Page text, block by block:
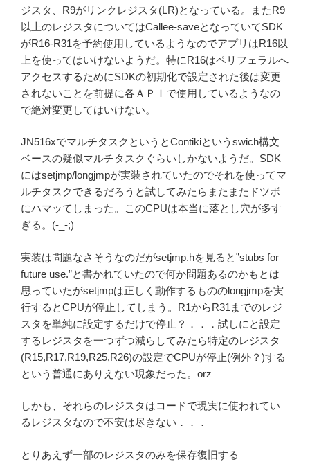
ジスタ、R9がリンクレジスタ(LR)となっている。またR9
以上のレジスタについてはCallee-saveとなっていてSDK
がR16-R31を予約使用しているようなのでアプリはR16以
上を使ってはいけないようだ。特にR16はペリフェラルへ
アクセスするためにSDKの初期化で設定された後は変更
されないことを前提に各ＡＰＩで使用しているようなの
で絶対変更してはいけない。
JN516xでマルチタスクというとContikiというswich構文
ベースの疑似マルチタスクぐらいしかないようだ。SDK
にはsetjmp/longjmpが実装されていたのでそれを使ってマ
ルチタスクできるだろうと試してみたらまたまたドツボ
にハマッてしまった。このCPUは本当に落とし穴が多す
ぎる。(-_-;)
実装は問題なさそうなのだがsetjmp.hを見ると”stubs for
future use.”と書かれていたので何か問題あるのかもとは
思っていたがsetjmpは正しく動作するもののlongjmpを実
行するとCPUが停止してしまう。R1からR31までのレジ
スタを単純に設定するだけで停止？．．．試しにと設定
するレジスタを一つずつ減らしてみたら特定のレジスタ
(R15,R17,R19,R25,R26)の設定でCPUが停止(例外？)する
という普通にありえない現象だった。orz
しかも、それらのレジスタはコードで現実に使われてい
るレジスタなので不安は尽きない．．．
とりあえず一部のレジスタのみを保存復旧する